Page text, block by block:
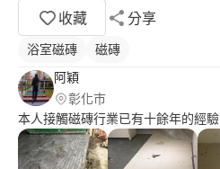
收藏
分享
浴室磁磚
磁磚
阿穎
彰化市
本人接觸磁磚行業已有十餘年的經驗